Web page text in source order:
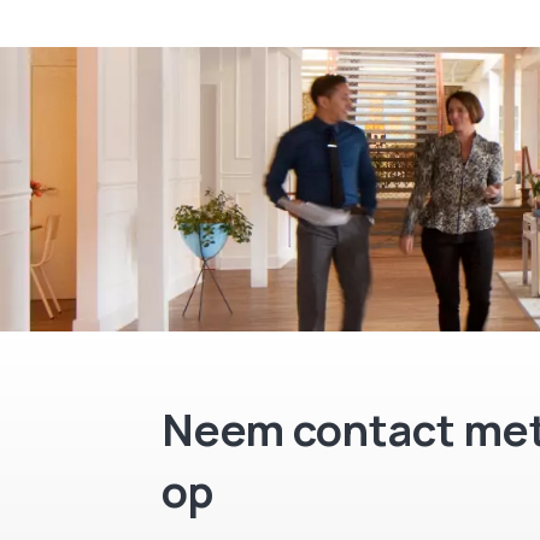
Neem contact
op